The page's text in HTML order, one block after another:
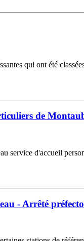
qui ont été
de
service d'accueil
- Arrêté